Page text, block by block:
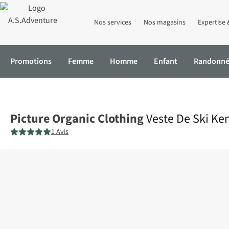
Nos services Nos magasins Expertise
Promotions Femme Homme Enfant
Picture Organic ClothingVeste De Ski
1 Avis